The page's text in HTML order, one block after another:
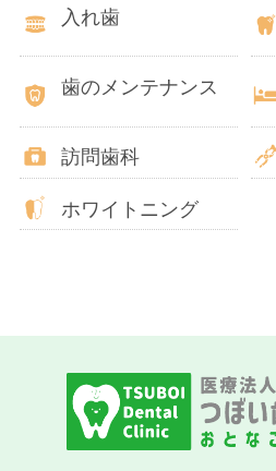
入れ歯
歯のメンテナンス
訪問歯科
ホワイトニング